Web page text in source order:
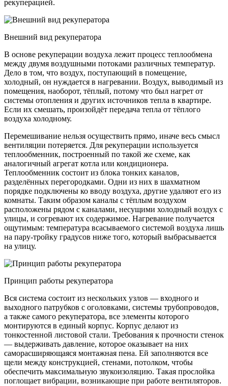
рекуперацией.
Внешний вид рекуператора
В основе рекуперации воздуха лежит процесс теплообмена
между двумя воздушными потоками различных температур.
Дело в том, что воздух, поступающий в помещение,
холодный, он нуждается в нагревании. Воздух, выводимый из
помещения, наоборот, тёплый, потому что был нагрет от
системы отопления и других источников тепла в квартире.
Если их смешать, произойдёт передача тепла от тёплого
воздуха холодному.
Перемешивание нельзя осуществить прямо, иначе весь смысл
вентиляции потеряется. Для рекуперации используется
теплообменник, построенный по такой же схеме, как
аналогичный агрегат котла или кондиционера.
Теплообменник состоит из блока тонких каналов,
разделённых перегородками. Одни из них в шахматном
порядке подключены ко вводу воздуха, другие удаляют его из
комнаты. Таким образом каналы с тёплым воздухом
расположены рядом с каналами, несущими холодный воздух с
улицы, и согревают их содержимое. Нагревание получается
ощутимым: температура всасываемого системой воздуха лишь
на пару-тройку градусов ниже того, который выбрасывается
на улицу.
Принцип работы рекуператора
Вся система состоит из нескольких узлов — входного и
выходного патрубков с оголовками, системы трубопроводов,
а также самого рекуператора, все элементы которого
монтируются в единый корпус. Корпус делают из
тонкостенной листовой стали. Требования к прочности стенок
— выдерживать давление, которое оказывает на них
саморасширяющаяся монтажная пена. Ей заполняются все
щели между конструкцией, стенами, потолком, чтобы
обеспечить максимальную звукоизоляцию. Такая прослойка
поглощает вибрации, возникающие при работе вентиляторов.